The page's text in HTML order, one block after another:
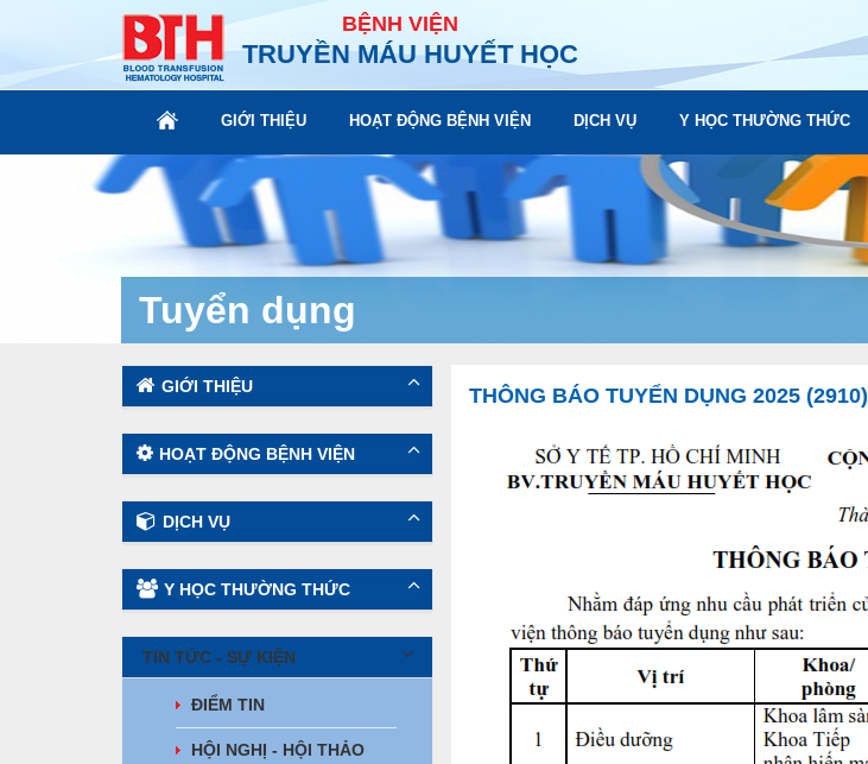
BỆNH VIỆN
TRUYỀN MÁU HUYẾT HỌC
GIỚI THIỆU HOẠT ĐỘNG BỆNH VIỆN DỊCH VỤ Y HỌC THƯỜNG THỨC
Tuyển dụng
GIỚI THIỆU
HOẠT ĐỘNG BỆNH VIỆN
DỊCH VỤ
Y HỌC THƯỜNG THỨC
TIN TỨC - SỰ KIỆN
ĐIỂM TIN
HỘI NGHỊ - HỘI THẢO
THÔNG BÁO TUYỂN DỤNG 2025 (2910)